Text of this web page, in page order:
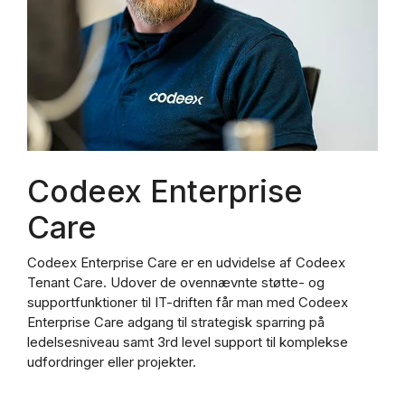
Codeex Enterprise
Care
Codeex Enterprise Care er en udvidelse af Codeex
Tenant Care. Udover de ovennævnte støtte- og
supportfunktioner til IT-driften får man med Codeex
Enterprise Care adgang til strategisk sparring på
ledelsesniveau samt 3rd level support til komplekse
udfordringer eller projekter.